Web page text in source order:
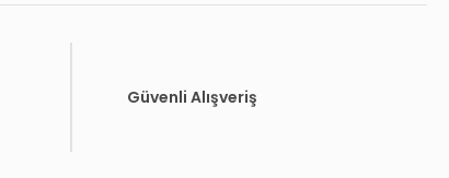
Güvenli Alışveriş